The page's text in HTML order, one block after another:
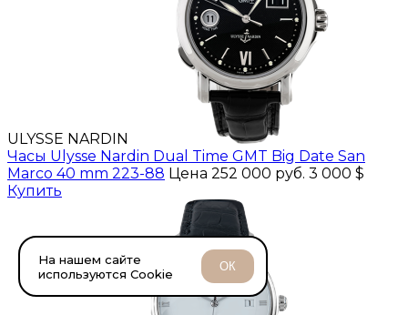
ULYSSE NARDIN
Часы Ulysse Nardin Dual Time GMT Big Date San
Marco 40 mm 223-88 Цена 252 000 руб. 3 000 $
Купить
На нашем сайте
используются Cookie
ОК